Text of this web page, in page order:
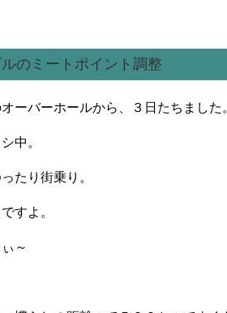
のミートポイント調整
ーバーホールから、３日たちました
中。
たり街乗り。
すよ。
～